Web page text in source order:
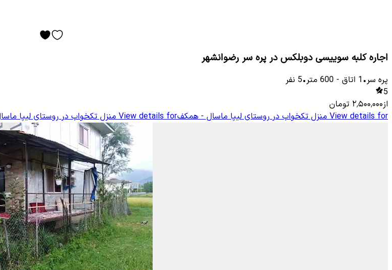
اجاره کلبه سوییسی دوبلکس در پره سر رضوانشهر
پره سر•
1 اتاق -
600 متر•
5 نفر
5
از۲٬۵۰۰٬۰۰۰ تومان
View details for منزل تکخواب در روستای لیپا ماسال - همکفView details for منزل تکخواب در روستای لیپا